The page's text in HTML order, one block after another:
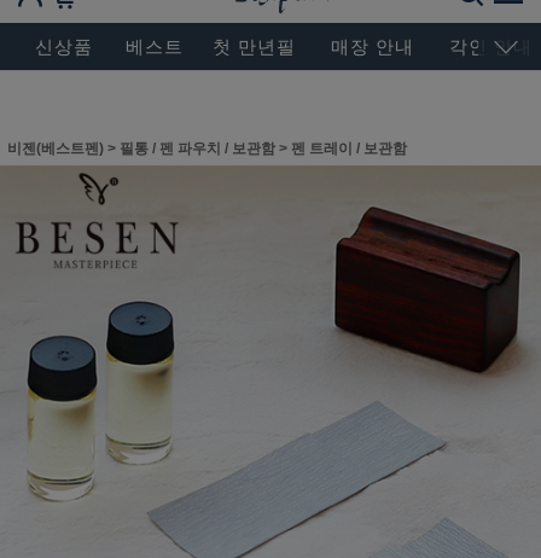
BESEN MASTERPIECE, SINCE 2004
신상품 베스트 첫 만년필 매장 안내 각인 안내
비젠(베스트펜) > 필통 / 펜 파우치 / 보관함 > 펜 트레이 / 보관함